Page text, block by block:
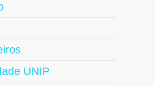
UNIP